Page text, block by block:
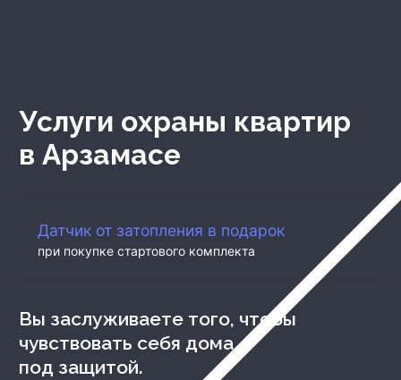
Услуги охраны квартир
в Арзамасе
Датчик от затопления в подарок
при покупке стартового комплекта
Вы заслуживаете того, чтобы
чувствовать себя дома
под защитой.